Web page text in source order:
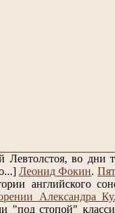
во дни
Леонид Фокин.
английского
Александра
"под стопой"